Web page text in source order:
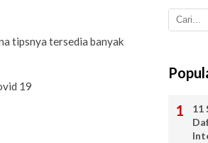
tipsnya tersedia banyak
19
11